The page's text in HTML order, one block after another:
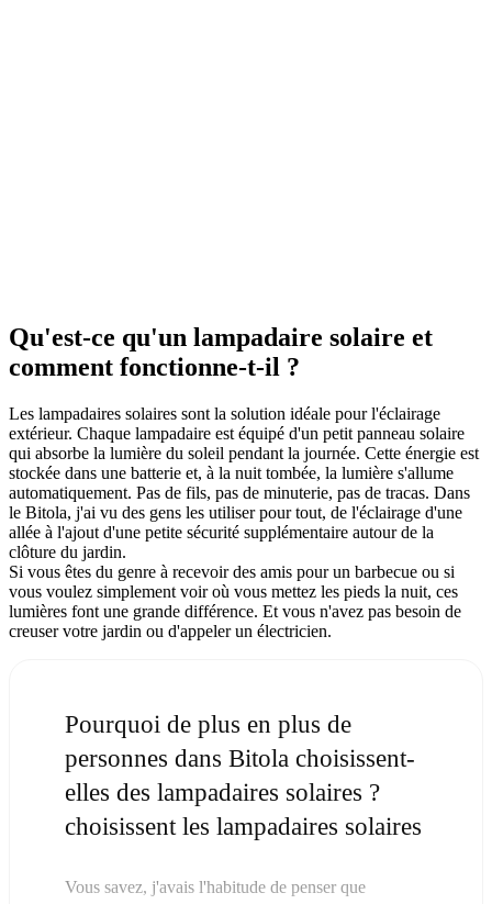
Qu'est-ce qu'un lampadaire solaire et
comment fonctionne-t-il ?
Les lampadaires solaires sont la solution idéale pour l'éclairage
extérieur. Chaque lampadaire est équipé d'un petit panneau solaire
qui absorbe la lumière du soleil pendant la journée. Cette énergie est
stockée dans une batterie et, à la nuit tombée, la lumière s'allume
automatiquement. Pas de fils, pas de minuterie, pas de tracas. Dans
le Bitola, j'ai vu des gens les utiliser pour tout, de l'éclairage d'une
allée à l'ajout d'une petite sécurité supplémentaire autour de la
clôture du jardin.
Si vous êtes du genre à recevoir des amis pour un barbecue ou si
vous voulez simplement voir où vous mettez les pieds la nuit, ces
lumières font une grande différence. Et vous n'avez pas besoin de
creuser votre jardin ou d'appeler un électricien.
Pourquoi de plus en plus de
personnes dans Bitola choisissent-
elles des lampadaires solaires ?
choisissent les lampadaires solaires
Vous savez, j'avais l'habitude de penser que